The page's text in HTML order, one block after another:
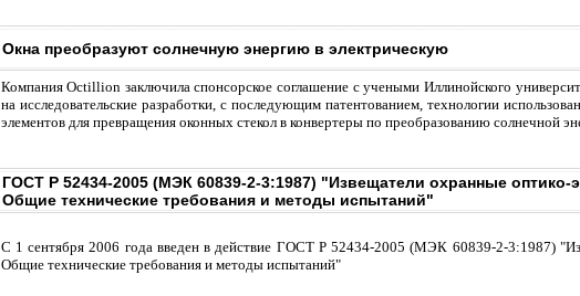
Окна преобразуют солнечную энергию в электрическую
Компания Octillion заключила спонсорское соглашение с учеными Иллинойского
на исследовательские разработки, с последующим патентованием, технологии
элементов для превращения оконных стекол в конвертеры по преобразованию солнечной
ГОСТ Р 52434-2005 (МЭК 60839-2-3:1987) "Извещатели охранные оптико-
Общие технические требования и методы испытаний"
C 1 сентября 2006 года введен в действие ГОСТ Р 52434-2005 (МЭК 60839-2-3:1987)
Общие технические требования и методы испытаний"